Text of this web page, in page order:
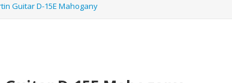
Guitar D-15E Mahogany